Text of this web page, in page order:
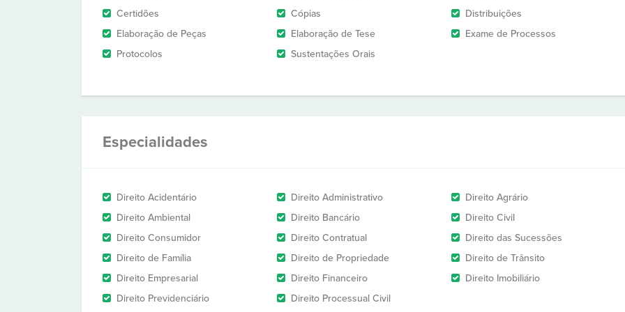
Certidões
Cópias
Distribuições
Elaboração de Peças
Elaboração de Tese
Exame de Processos
Protocolos
Sustentações Orais
Especialidades
Direito Acidentário Direito Administrativo
Direito Agrário
Direito Ambiental
Direito Bancário
Direito Civil
Direito Consumidor
Direito Contratual
Direito das Sucessões
Direito de Família
Direito de Propriedade
Direito de Trânsito
Direito Empresarial
Direito Financeiro
Direito Imobiliário
Direito Previdenciário
Direito Processual Civil